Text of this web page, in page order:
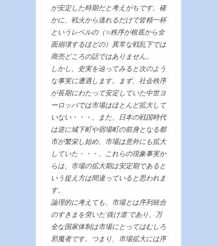
が安定した時期だと考えがちです。確
かに、戦火から逃れるだけで皆精一杯
というレベルの（≒秩序が根底から全
面崩壊するほどの）異常な戦乱下では
商売どころの話ではありません。
しかし、史実を辿ってみると次のよう
な事実に遭遇します。まず、社会秩序
が長期にわたって安定していた中世ヨ
ーロッパでは市場はほとんど拡大して
いない・・・、また、日本の戦国時代
は逆に城下町や宿場町の前身となる都
市が繁栄し始め、市場は意外にも拡大
していた・・・、これらの現象事実か
らは、市場の拡大期は安定期であると
いう捉え方は間違っていると思われま
す。
論理的に考えても、市場とは序列統合
のすきまを突いた‘抜け道’であり、万
全な国家体制は市場にとってはむしろ
邪魔者です。つまり、市場拡大には序